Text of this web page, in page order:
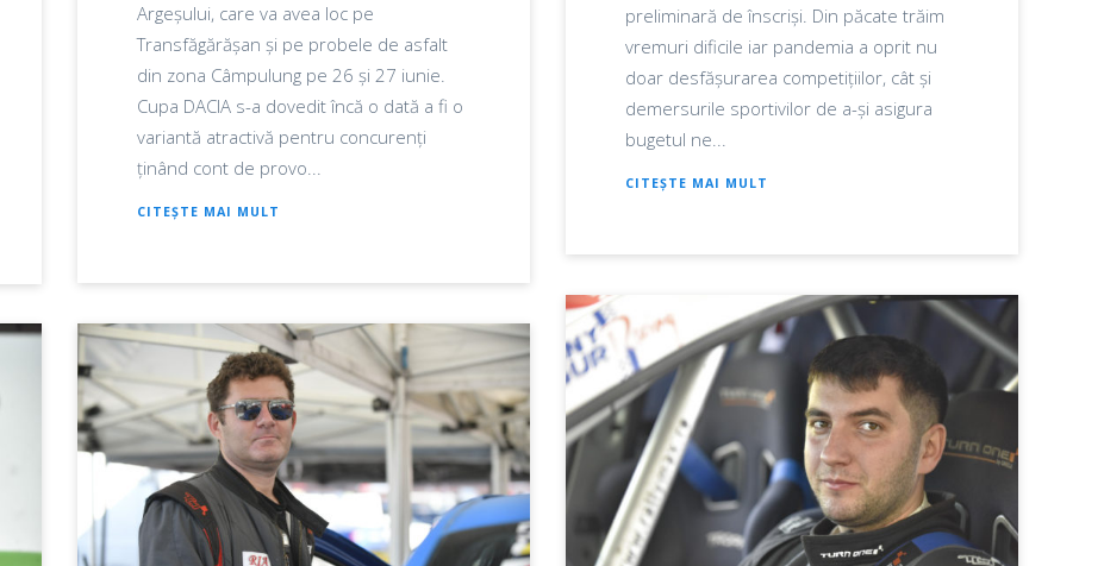
Argeșului, care va avea loc pe
Transfăgărășan și pe probele de asfalt
din zona Câmpulung pe 26 și 27 iunie.
Cupa DACIA s-a dovedit încă o dată a fi o
variantă atractivă pentru concurenți
ținând cont de provo...
CITEȘTE MAI MULT
preliminară de înscriși. Din păcate trăim
vremuri dificile iar pandemia a oprit nu
doar desfășurarea competițiilor, cât și
demersurile sportivilor de a-și asigura
bugetul ne...
CITEȘTE MAI MULT